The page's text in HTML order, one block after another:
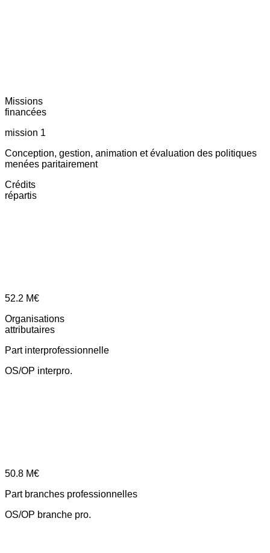
Missions
financées
mission 1
Conception, gestion, animation et évaluation des politiques
menées paritairement
Crédits
répartis
52.2 M€
Organisations
attributaires
Part interprofessionnelle
OS/OP interpro.
50.8 M€
Part branches professionnelles
OS/OP branche pro.